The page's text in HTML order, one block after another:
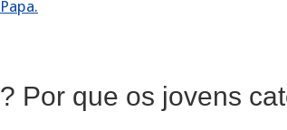
Papa.
? Por que os jovens